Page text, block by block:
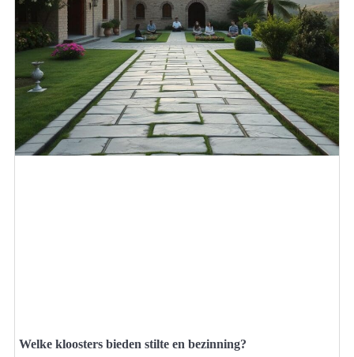
Welke kloosters bieden stilte en bezinning?